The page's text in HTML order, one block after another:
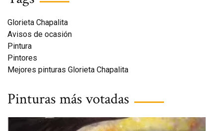
Glorieta Chapalita
Avisos de ocasión
Pintura
Pintores
Mejores pinturas Glorieta Chapalita
Pinturas más votadas